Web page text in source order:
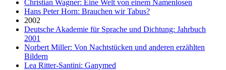
Christian Wagner: Eine Welt von einem Namenlosen
Hans Peter Horn: Brauchen wir Tabus?
2002
Deutsche Akademie für Sprache und Dichtung: Jahrbuch
2001
Norbert Miller: Von Nachtstücken und anderen erzählten
Bildern
Lea Ritter-Santini: Ganymed